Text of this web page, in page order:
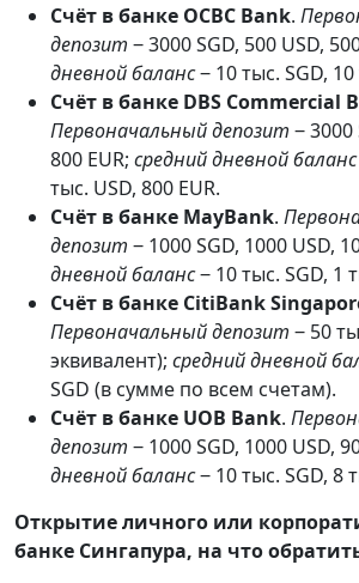
Счёт в банке OCBC Bank.
депозит ‒ 3000 SGD, 500 USD,
дневной баланс‒ 10 тыс. SGD, 10
Счёт в банке DBS Commercial
Первоначальный депозит ‒ 3000
800 EUR; средний дневной баланс
тыс. USD, 800 EUR.
Счёт в банке MayBank.
депозит ‒ 1000 SGD, 1000 USD,
дневной баланс‒ 10 тыс. SGD, 1
Счёт в банке CitiBank
Первоначальный депозит ‒ 50
эквивалент); средний дневной
SGD (в сумме по всем счетам).
Счёт в банке UOB Bank.
депозит ‒ 1000 SGD, 1000 USD,
дневной баланс‒ 10 тыс. SGD, 8
Открытие личного или
банке Сингапура, на что